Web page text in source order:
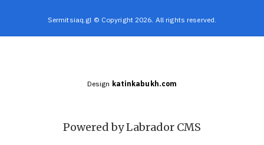
Sermitsiaq.gl © Copyright 2026. All rights reserved.
Design katinkabukh.com
Powered by Labrador CMS